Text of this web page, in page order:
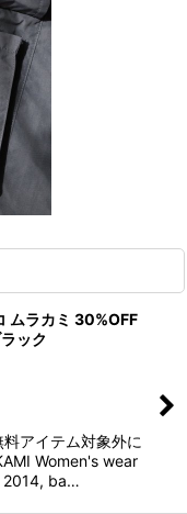
ムラカミ 30%OFF
ック
アイテム対象外に
Women's wear
2014, ba…